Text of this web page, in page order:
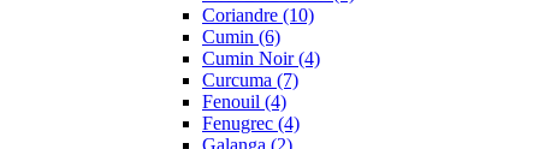
Coriandre (10)
Cumin (6)
Cumin Noir (4)
Curcuma (7)
Fenouil (4)
Fenugrec (4)
Galanga (2)